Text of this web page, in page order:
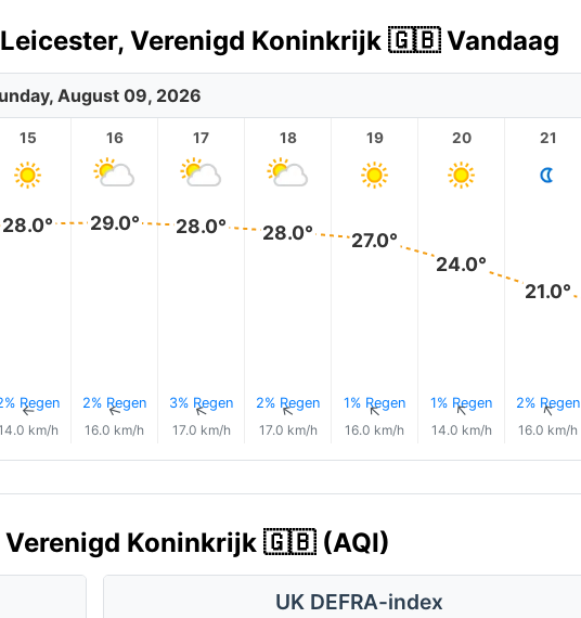
Verenigd Koninkrijk 🇬🇧 Vandaag
August 09, 2026
15
28.0°
Regen
↑
km/h
16
29.0°
2% Regen
↑
16.0 km/h
17
28.0°
3% Regen
↑
17.0 km/h
18
28.0°
2% Regen
↑
17.0 km/h
19
27.0°
1% Regen
↑
16.0 km/h
20
24.0°
1% Regen
↑
14.0 km/h
21
21.0°
2% Regen
↑
16.0 km/h
Koninkrijk 🇬🇧 (AQI)
UK DEFRA-index